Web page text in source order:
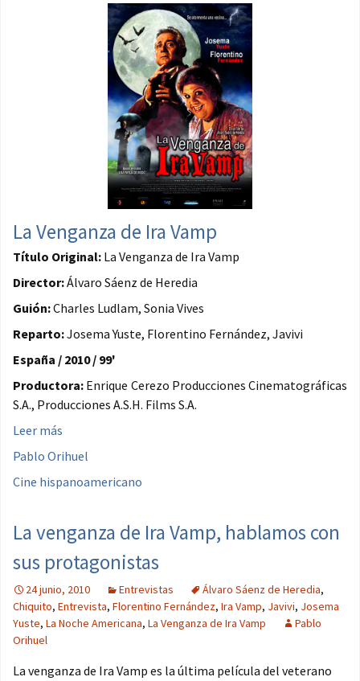
La Venganza de Ira Vamp
Título Original: La Venganza de Ira Vamp
Director:Álvaro Sáenz de Heredia
Guión:Charles Ludlam, Sonia Vives
Reparto:Josema Yuste, Florentino Fernández, Javivi
España / 2010 / 99'
Productora: Enrique Cerezo Producciones Cinematográficas
S.A., Producciones A.S.H. Films S.A.
Leer más
Pablo Orihuel
Cine hispanoamericano
La venganza de Ira Vamp, hablamos con
sus protagonistas
24 junio, 2010 Entrevistas Álvaro Sáenz de Heredia,
Chiquito, Entrevista, Florentino Fernández, Ira Vamp, Javivi, Josema
Yuste, La Noche Americana, La Venganza de Ira Vamp
Pablo
Orihuel
La venganza de Ira Vamp es la última película del veterano